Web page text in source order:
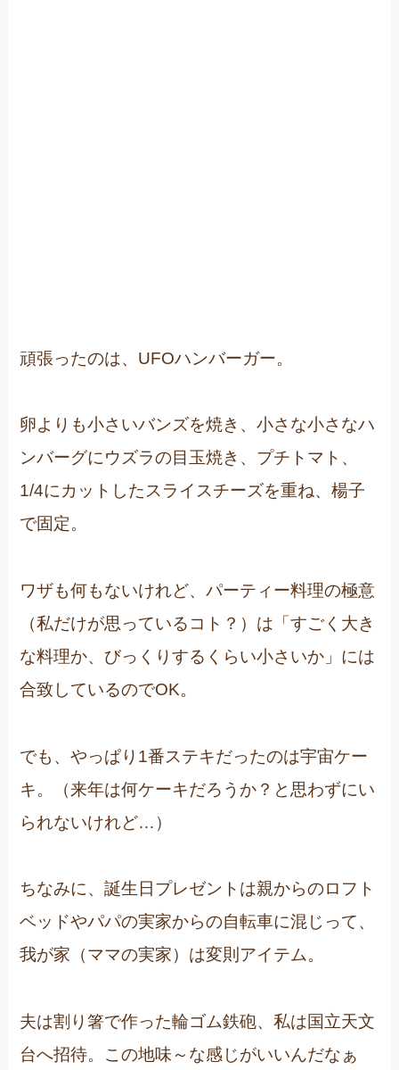
頑張ったのは、UFOハンバーガー。
卵よりも小さいバンズを焼き、小さな小さなハ
ンバーグにウズラの目玉焼き、プチトマト、
1/4にカットしたスライスチーズを重ね、楊子
で固定。
ワザも何もないけれど、パーティー料理の極意
（私だけが思っているコト？）は「すごく大き
な料理か、びっくりするくらい小さいか」には
合致しているのでOK。
でも、やっぱり1番ステキだったのは宇宙ケー
キ。（来年は何ケーキだろうか？と思わずにい
られないけれど…）
ちなみに、誕生日プレゼントは親からのロフト
ベッドやパパの実家からの自転車に混じって、
我が家（ママの実家）は変則アイテム。
夫は割り箸で作った輪ゴム鉄砲、私は国立天文
台へ招待。この地味～な感じがいいんだなぁ